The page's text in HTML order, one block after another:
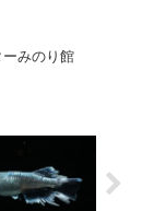
みのり館